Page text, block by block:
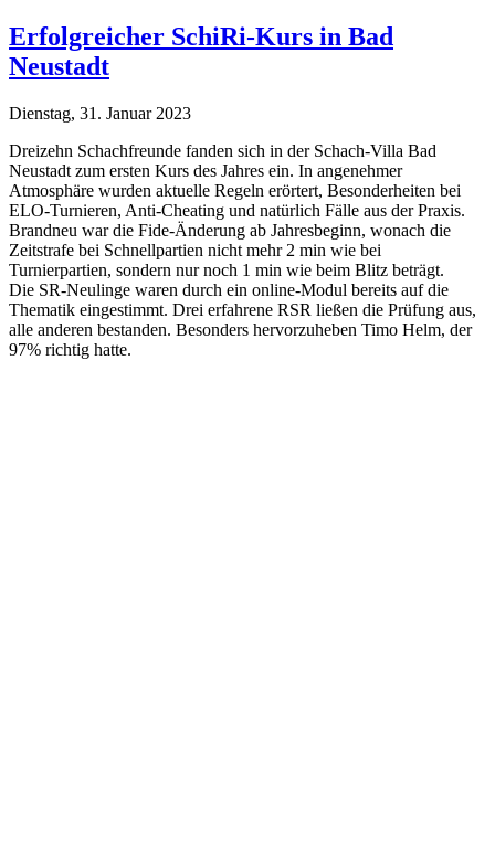
Erfolgreicher SchiRi-Kurs in Bad
Neustadt
Dienstag, 31. Januar 2023
Dreizehn Schachfreunde fanden sich in der Schach-Villa Bad
Neustadt zum ersten Kurs des Jahres ein. In angenehmer
Atmosphäre wurden aktuelle Regeln erörtert, Besonderheiten bei
ELO-Turnieren, Anti-Cheating und natürlich Fälle aus der Praxis.
Brandneu war die Fide-Änderung ab Jahresbeginn, wonach die
Zeitstrafe bei Schnellpartien nicht mehr 2 min wie bei
Turnierpartien, sondern nur noch 1 min wie beim Blitz beträgt.
Die SR-Neulinge waren durch ein online-Modul bereits auf die
Thematik eingestimmt. Drei erfahrene RSR ließen die Prüfung aus,
alle anderen bestanden. Besonders hervorzuheben Timo Helm, der
97% richtig hatte.